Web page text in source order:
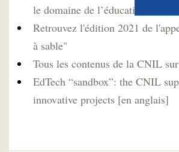
le domaine de l’éducation
Retrouvez l'édition 2021 de
à sable"
Tous les contenus de la CNIL
EdTech “sandbox”: the CNIL
innovative projects [en anglais]